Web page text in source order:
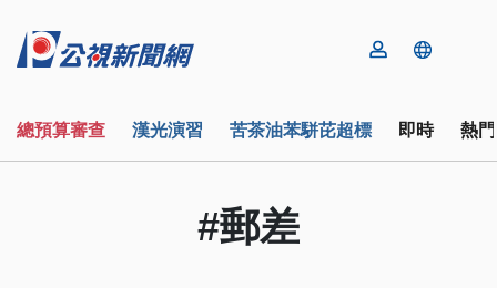
總預算審查 漢光演習 苦茶油苯駢芘超標 即時 熱
#郵差